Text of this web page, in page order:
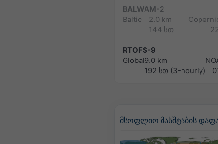
BALWAM-2
Baltic
2.0 km
144 სთ
RTOFS-9
Global9.0 km
192 სთ (3-hourly)
მსოფლიო მასშტაბის